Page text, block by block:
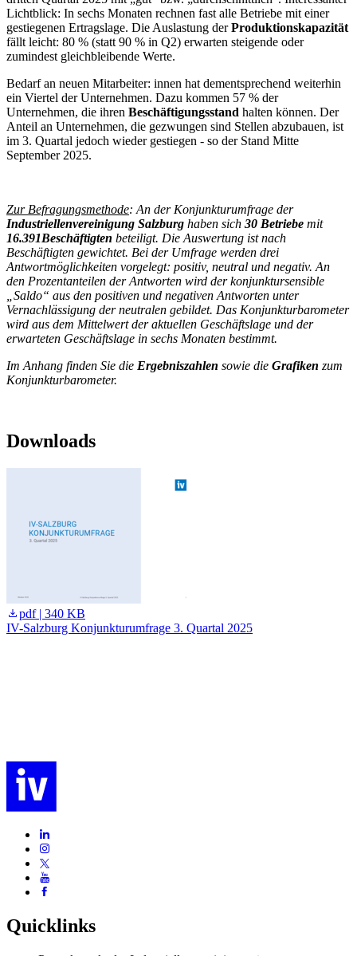
Lichtblick: In sechs Monaten rechnen fast alle Betriebe mit einer
gestiegenen Ertragslage. Die Auslastung derProduktionskapazität
fällt leicht: 80 % (statt 90 % in Q2) erwarten steigende oder
zumindest gleichbleibende Werte.
Bedarf an neuen Mitarbeiter: innen hat dementsprechend weiterhin
ein Viertel der Unternehmen. Dazu kommen 57 % der
Unternehmen, die ihren Beschäftigungsstand halten können. Der
Anteil an Unternehmen, die gezwungen sind Stellen abzubauen, ist
im 3. Quartal jedoch wieder gestiegen - so der Stand Mitte
September 2025.
Zur Befragungsmethode: An der Konjunkturumfrage der
Industriellenvereinigung Salzburg haben sich 30 Betriebe mit
16.391Beschäftigten beteiligt. Die Auswertung ist nach
Beschäftigten gewichtet. Bei der Umfrage werden drei
Antwortmöglichkeiten vorgelegt: positiv, neutral und negativ. An
den Prozentanteilen der Antworten wird der konjunktursensible
„Saldo“ aus den positiven und negativen Antworten unter
Vernachlässigung der neutralen gebildet. Das Konjunkturbarometer
wird aus dem Mittelwert der aktuellen Geschäftslage und der
erwarteten Geschäftslage in sechs Monaten bestimmt.
Im Anhang finden Sie die Ergebniszahlen sowie die Grafiken zum
Konjunkturbarometer.
Downloads
pdf | 340 KB
IV-Salzburg Konjunkturumfrage 3. Quartal 2025
Quicklinks